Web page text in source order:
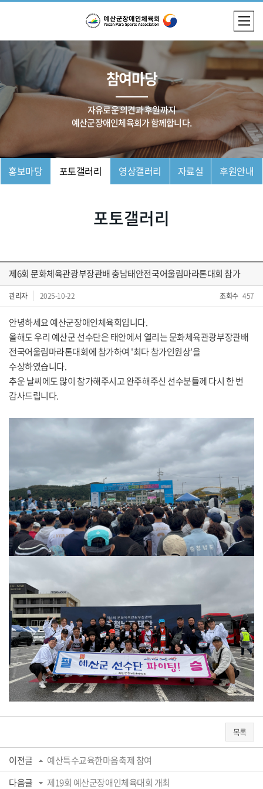
참여마당
자유로운 의견과 후원까지
예산군장애인체육회가 함께합니다.
홍보마당 포토갤러리 영상갤러리 자료실 후원안내
포토갤러리
제6회 문화체육관광부장관배 충남태안전국어울림마라톤대회 참가
관리자 2025-10-22 조회수 457
안녕하세요 예산군장애인체육회입니다.
올해도 우리 예산군 선수단은 태안에서 열리는 문화체육관광부장관배
전국어울림마라톤대회에 참가하여 '최다 참가인원상'을
수상하였습니다.
추운 날씨에도 많이 참가해주시고 완주해주신 선수분들께 다시 한 번
감사드립니다.
목록
이전글
예산특수교육한마음축제 참여
다음글
제19회 예산군장애인체육대회 개최